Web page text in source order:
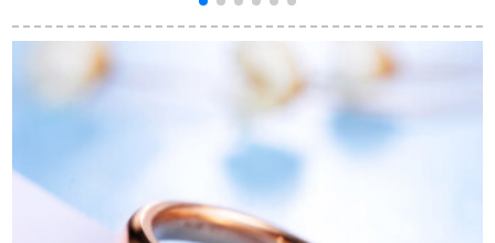
KGDB 021241オーダ
メール14号丸VS/IJ主
时间约6-8周间を予定
しました。
リングリングリング
リングプロポートレ